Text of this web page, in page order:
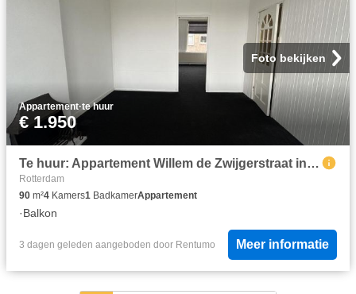
Foto bekijken
Appartement·te huur
€ 1.950
Te huur: Appartement Willem de Zwijgerstraat in Rotterdam
Rotterdam
90 m²4 Kamers1 BadkamerAppartement
·Balkon
3 dagen geleden aangeboden door Rentumo Meer informatie